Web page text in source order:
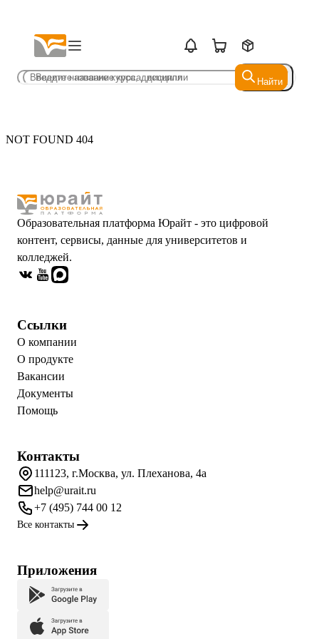
Найти
Найти
NOT FOUND 404
Образовательная платформа Юрайт - это цифровой
контент, сервисы, данные для университетов и
колледжей.
Ссылки
О компании
О продукте
Вакансии
Документы
Помощь
Контакты
111123, г.Москва, ул. Плеханова, 4а
help@urait.ru
+7 (495) 744 00 12
Все контакты
Приложения